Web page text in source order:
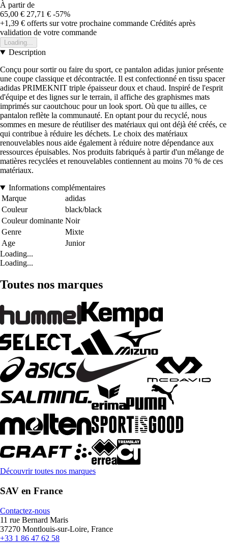
À partir de
65,00 € 27,71 € -57%
+1,39 € offerts sur votre prochaine commande Crédités après
validation de votre commande
Loading...
Description
Conçu pour sortir ou faire du sport, ce pantalon adidas junior présente
une coupe classique et décontractée. Il est confectionné en tissu spacer
adidas PRIMEKNIT triple épaisseur doux et chaud. Inspiré de l'esprit
d'équipe et des lignes sur le terrain, il affiche des graphismes mats
imprimés sur caoutchouc pour un look sport. Où que tu ailles, ce
pantalon reflète la communauté. En optant pour du recyclé, nous
sommes en mesure de réutiliser des matériaux qui ont déjà été créés, ce
qui contribue à réduire les déchets. Le choix des matériaux
renouvelables nous aide également à réduire notre dépendance aux
ressources épuisables. Nos produits fabriqués à partir d'un mélange de
matières recyclées et renouvelables contiennent au moins 70 % de ces
matériaux.
Informations complémentaires
Marque
adidas
Couleur
black/black
Couleur dominante Noir
Genre
Mixte
Age
Junior
Loading...
Loading...
Toutes nos marques
Découvrir toutes nos marques
SAV en France
Contactez-nous
11 rue Bernard Maris
37270 Montlouis-sur-Loire, France
+33 1 86 47 62 58